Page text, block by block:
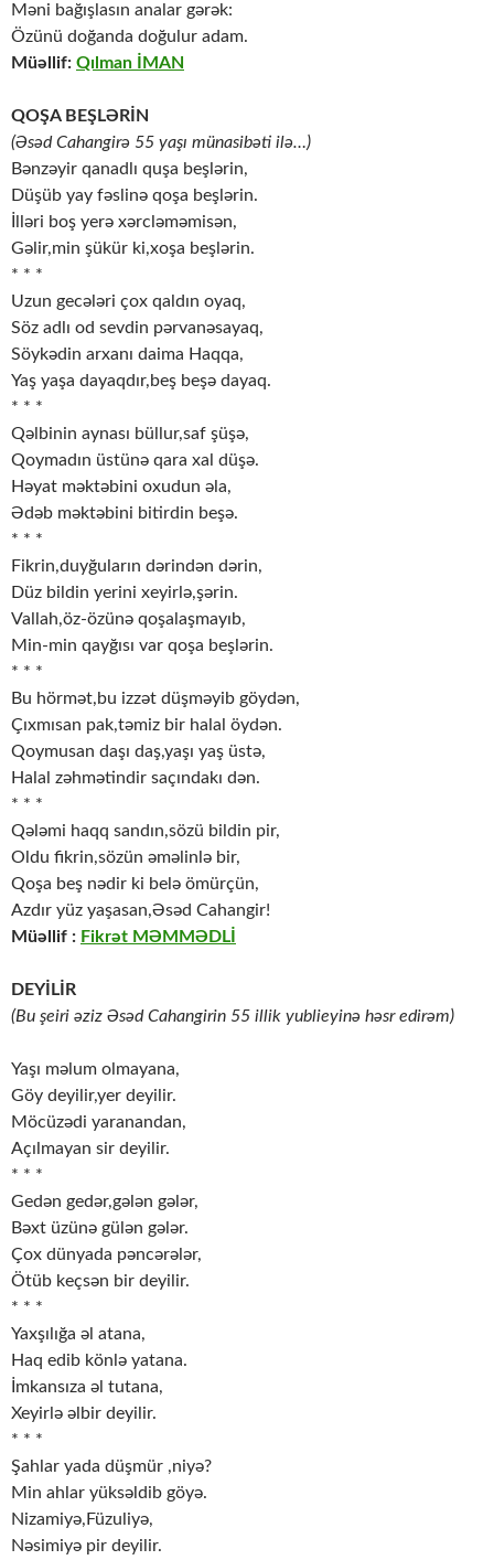
Məni bağışlasın analar gərək:
Özünü doğanda doğulur adam.
Müəllif: Qılman İMAN
QOŞA BEŞLƏRİN
(Əsəd Cahangirə 55 yaşı münasibəti ilə…)
Bənzəyir qanadlı quşa beşlərin,
Düşüb yay fəslinə qoşa beşlərin.
İlləri boş yerə xərcləməmisən,
Gəlir,min şükür ki,xoşa beşlərin.
* * *
Uzun gecələri çox qaldın oyaq,
Söz adlı od sevdin pərvanəsayaq,
Söykədin arxanı daima Haqqa,
Yaş yaşa dayaqdır,beş beşə dayaq.
* * *
Qəlbinin aynası büllur,saf şüşə,
Qoymadın üstünə qara xal düşə.
Həyat məktəbini oxudun əla,
Ədəb məktəbini bitirdin beşə.
* * *
Fikrin,duyğuların dərindən dərin,
Düz bildin yerini xeyirlə,şərin.
Vallah,öz-özünə qoşalaşmayıb,
Min-min qayğısı var qoşa beşlərin.
* * *
Bu hörmət,bu izzət düşməyib göydən,
Çıxmısan pak,təmiz bir halal öydən.
Qoymusan daşı daş,yaşı yaş üstə,
Halal zəhmətindir saçındakı dən.
* * *
Qələmi haqq sandın,sözü bildin pir,
Oldu fikrin,sözün əməlinlə bir,
Qoşa beş nədir ki belə ömürçün,
Azdır yüz yaşasan,Əsəd Cahangir!
Müəllif : Fikrət MƏMMƏDLİ
DEYİLİR
(Bu şeiri əziz Əsəd Cahangirin 55 illik yublieyinə həsr edirəm)
Yaşı məlum olmayana,
Göy deyilir,yer deyilir.
Möcüzədi yaranandan,
Açılmayan sir deyilir.
* * *
Gedən gedər,gələn gələr,
Bəxt üzünə gülən gələr.
Çox dünyada pəncərələr,
Ötüb keçsən bir deyilir.
* * *
Yaxşılığa əl atana,
Haq edib könlə yatana.
İmkansıza əl tutana,
Xeyirlə əlbir deyilir.
* * *
Şahlar yada düşmür ,niyə?
Min ahlar yüksəldib göyə.
Nizamiyə,Füzuliyə,
Nəsimiyə pir deyilir.